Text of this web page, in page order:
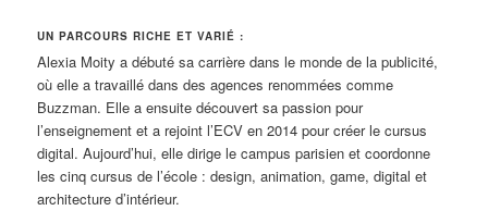
UN PARCOURS RICHE ET VARIÉ :
Alexia Moity a débuté sa carrière dans le monde de la publicité,
où elle a travaillé dans des agences renommées comme
Buzzman. Elle a ensuite découvert sa passion pour
l’enseignement et a rejoint l’ECV en 2014 pour créer le cursus
digital. Aujourd’hui, elle dirige le campus parisien et coordonne
les cinq cursus de l’école : design, animation, game, digital et
architecture d’intérieur.